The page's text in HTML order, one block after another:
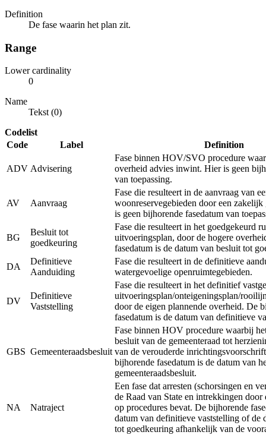
Definition
De fase waarin het plan zit.
Range
Lower cardinality
0
Name
Tekst (0)
Codelist
Code
Label Definition
ADV Advisering
Fase binnen HOV/SVO procedure
overheid advies inwint. Hier is geen
van toepassing.
AV Aanvraag
Fase die resulteert in de aanvraag van
woonreservegebieden door een
is geen bijhorende fasedatum van
BG
Besluit tot
goedkeuring
Fase die resulteert in het goedgekeurd
uitvoeringsplan, door de hogere
fasedatum is de datum van besluit tot
DA
Definitieve
Aanduiding
Fase die resulteert in de definitieve
watergevoelige openruimtegebieden.
DV
Definitieve
Vaststelling
Fase die resulteert in het definitief
uitvoeringsplan/onteigeningsplan/
door de eigen plannende overheid. De
fasedatum is de datum van definitieve
GBS Gemeenteraadsbesluit
Fase binnen HOV procedure waarbij
besluit van de gemeenteraad tot
van de verouderde
bijhorende fasedatum is de datum van
gemeenteraadsbesluit.
NA Natraject
Een fase dat arresten (schorsingen en
de Raad van State en intrekkingen door
op procedures bevat. De bijhorende
datum van definitieve vaststelling of de
tot goedkeuring afhankelijk van de